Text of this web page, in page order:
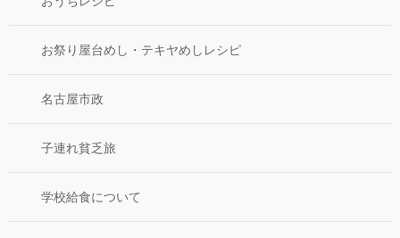
お祭り屋台めし・テキヤめしレシピ
名古屋市政
子連れ貧乏旅
学校給食について